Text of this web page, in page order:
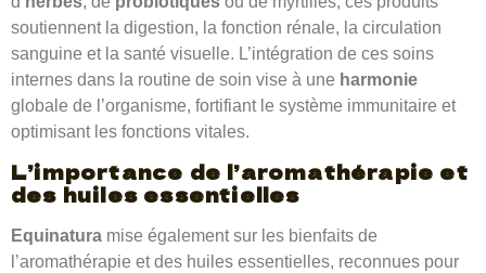
soutiennent la digestion, la fonction rénale, la circulation
sanguine et la santé visuelle. L’intégration de ces soins
internes dans la routine de soin vise à une harmonie
globale de l’organisme, fortifiant le système immunitaire et
optimisant les fonctions vitales.
L’importance de l’aromathérapie et
des huiles essentielles
Equinatura mise également sur les bienfaits de
l’aromathérapie et des huiles essentielles, reconnues pour